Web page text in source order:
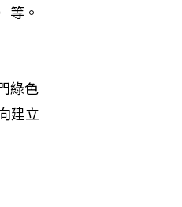
等。
綠色
建立